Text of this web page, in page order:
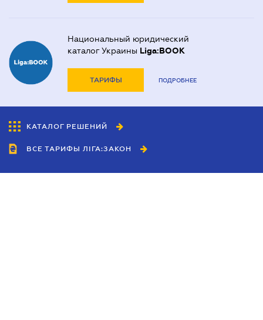
Национальный юридический
каталог Украины Liga:BOOK
ТАРИФЫ ПОДРОБНЕЕ
КАТАЛОГ РЕШЕНИЙ
ВСЕ ТАРИФЫ ЛІГА:ЗАКОН